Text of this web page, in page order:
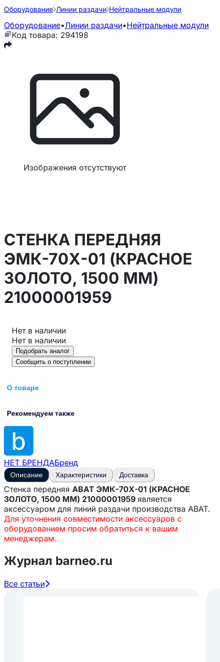
Оборудование Линии раздачи Нейтральные модули
Оборудование•Линии раздачи•Нейтральные модули
Код товара: 294198
Изображения отсутствуют
СТЕНКА ПЕРЕДНЯЯ
ЭМК-70Х-01 (КРАСНОЕ
ЗОЛОТО, 1500 ММ)
21000001959
Нет в наличии
Нет в наличии
Подобрать аналог
Сообщить о поступлении
О товаре
Рекомендуем также
НЕТ БРЕНДАБренд
Описание Характеристики Доставка
Стенка передняя ABAT ЭМК-70Х-01 (КРАСНОЕ
ЗОЛОТО, 1500 ММ) 21000001959 является
аксессуаром для линий раздачи производства ABAT.
Для уточнения совместимости аксессуаров с
оборудованием просим обратиться к вашим
менеджерам.
Журнал barneo.ru
Все статьи